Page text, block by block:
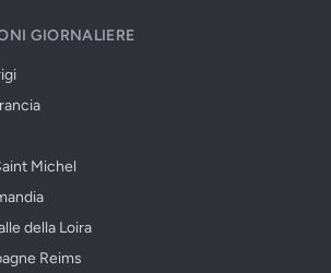
GIORNALIERE
Michel
della Loira
Reims